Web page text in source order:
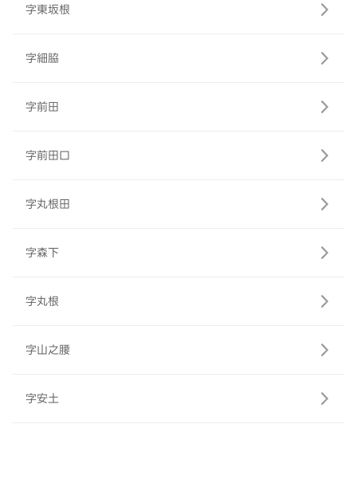
字東坂根
字細脇
字前田
字前田口
字丸根田
字森下
字丸根
字山之腰
字安土